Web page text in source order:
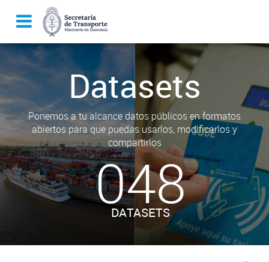
Datasets
Ponemos a tu alcance datos públicos en formatos
abiertos para que puedas usarlos, modificarlos y
compartirlos
048
DATASETS